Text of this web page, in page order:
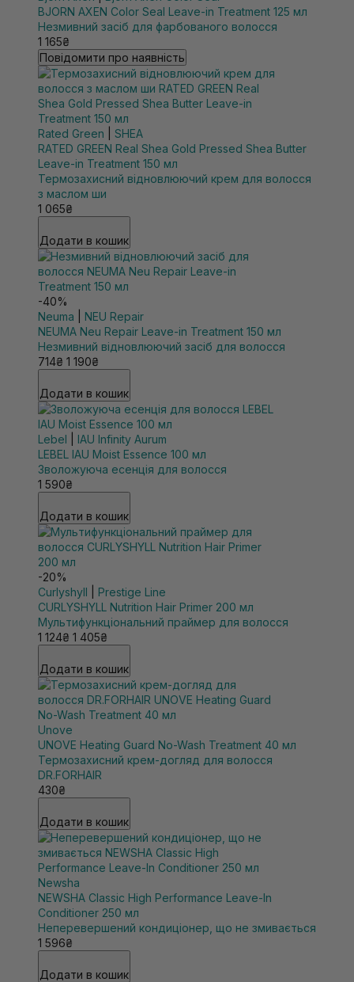
BJORN AXEN Color Seal Leave-in Treatment 125 мл
Незмивний засіб для фарбованого волосся
1 165₴
Повідомити про наявність
Rated Green
SHEA
RATED GREEN Real Shea Gold Pressed Shea Butter
Leave-in Treatment 150 мл
Термозахисний відновлюючий крем для волосся
з маслом ши
1 065₴
Додати в кошик
-40%
Neuma
NEU Repair
NEUMA Neu Repair Leave-in Treatment 150 мл
Незмивний відновлюючий засіб для волосся
714₴ 1 190₴
Додати в кошик
Lebel
IAU Infinity Aurum
LEBEL IAU Moist Essence 100 мл
Зволожуюча есенція для волосся
1 590₴
Додати в кошик
-20%
Curlyshyll
Prestige Line
CURLYSHYLL Nutrition Hair Primer 200 мл
Мультифункціональний праймер для волосся
1 124₴ 1 405₴
Додати в кошик
Unove
UNOVE Heating Guard No-Wash Treatment 40 мл
Термозахисний крем-догляд для волосся
DR.FORHAIR
430₴
Додати в кошик
Newsha
NEWSHA Classic High Performance Leave-In
Conditioner 250 мл
Неперевершений кондиціонер, що не змивається
1 596₴
Додати в кошик